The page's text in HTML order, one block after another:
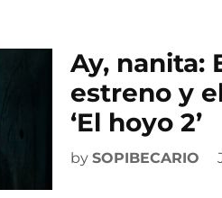
Ay, nanita:
estreno y
‘El hoyo 2’
by SOPIBECARIO